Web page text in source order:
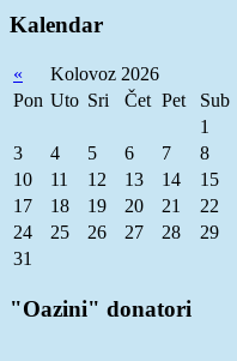
Kalendar
« Kolovoz 2026
Pon Uto Sri Čet Pet Sub
1
3
4 5 6 7 8
10
11 12 13 14 15
17
18 19 20 21 22
24
25 26 27 28 29
31
"Oazini" donatori